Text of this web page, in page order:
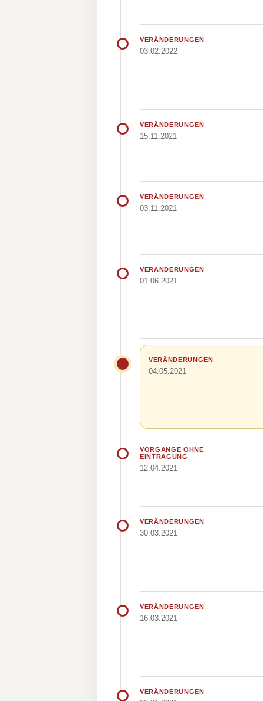
VERÄNDERUNGEN
03.02.2022
VERÄNDERUNGEN
15.11.2021
VERÄNDERUNGEN
03.11.2021
VERÄNDERUNGEN
01.06.2021
VERÄNDERUNGEN
04.05.2021
VORGÄNGE OHNE
EINTRAGUNG
12.04.2021
VERÄNDERUNGEN
30.03.2021
VERÄNDERUNGEN
16.03.2021
VERÄNDERUNGEN